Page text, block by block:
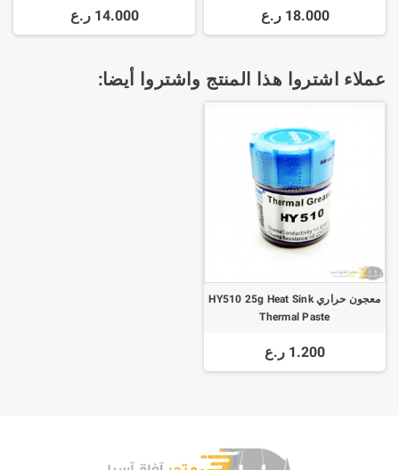
18.000 ر.ع 14.000 ر.ع
عملاء اشتروا هذا المنتج واشتروا أيضا:
معجون حراري HY510 25g Heat Sink
Thermal Paste
1.200 ر.ع